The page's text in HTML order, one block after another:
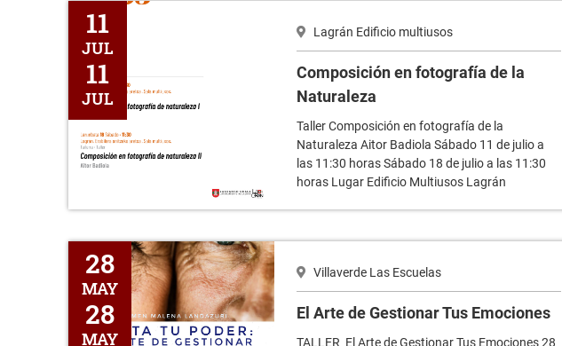
Composición en fotografía de la Naturaleza
11
JUL
11
JUL
Lagrán Edificio multiusos
Composición en fotografía de la
Naturaleza
Taller Composición en fotografía de la
Naturaleza Aitor Badiola Sábado 11 de julio a
las 11:30 horas Sábado 18 de julio a las 11:30
horas Lugar Edificio Multiusos Lagrán
El Arte de Gestionar Tus Emociones
28
MAY
28
MAY
Villaverde Las Escuelas
El Arte de Gestionar Tus Emociones
TALLER El Arte de Gestionar Tus Emociones 28